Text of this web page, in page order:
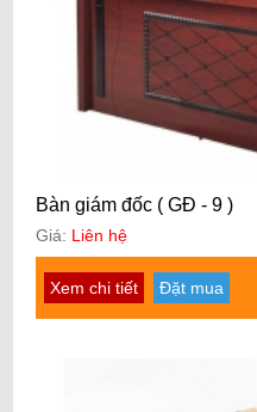
Bàn giám đốc ( GĐ - 9 )
Giá: Liên hệ
Xem chi tiết Đặt mua